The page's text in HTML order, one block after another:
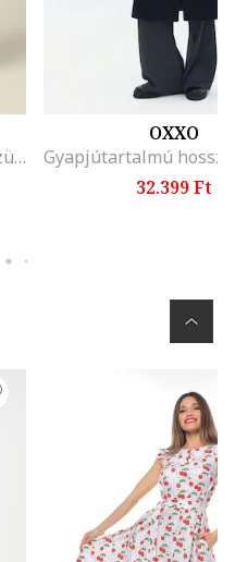
Hosszú kabát megkötővel, Szürke
OXXO
32.399 Ft